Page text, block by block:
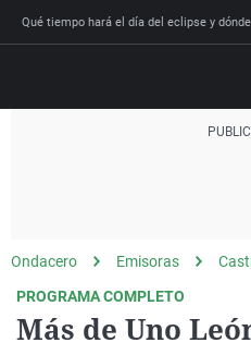
Qué tiempo hará el día del eclipse y
Economía
Deportes
Ondacero Emisoras
PROGRAMA COMPLETO
Más de Uno